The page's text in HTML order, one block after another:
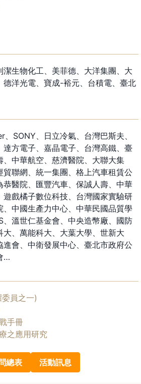
生物化工、美菲德、大洋集團、大
德洋光電、寶成-裕元、台積電、臺北
SONY、日立冷氣、台灣巴斯夫、
方電子、嘉晶電子、台灣高鐵、臺
、中華航空、慈濟醫院、大聯大集
貿聯網、統一集團、格上汽車租賃公
恭醫院、匯豐汽車、保誠人壽、中華
遊戲橘子數位科技、台灣國家實驗研
、中國生產力中心、中華民國品質學
、溫世仁基金會、中央造幣廠、國防
、萬能科大、大葉大學、世新大
會、中衛發展中心、臺北市政府公
…
員之一)
手冊
之應用研究
總表
活動訊息